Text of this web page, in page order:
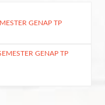
GENAP TP
GENAP TP